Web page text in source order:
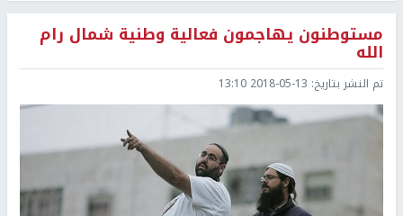
مستوطنون يهاجمون فعالية وطنية شمال رام
الله
تم النشر بتاريخ: 2018-05-13 13:10